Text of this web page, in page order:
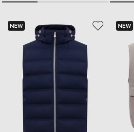
NEW NEW